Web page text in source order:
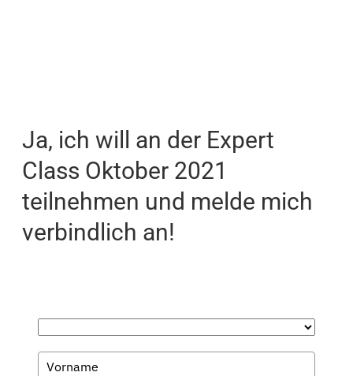
Ja, ich will an der Expert
Class Oktober 2021
teilnehmen und melde mich
verbindlich an!